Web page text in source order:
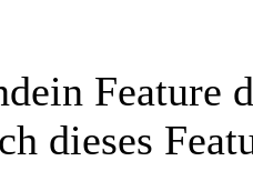
Feature
dieses